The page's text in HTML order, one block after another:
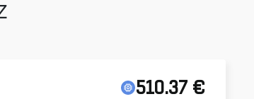
510.37 €